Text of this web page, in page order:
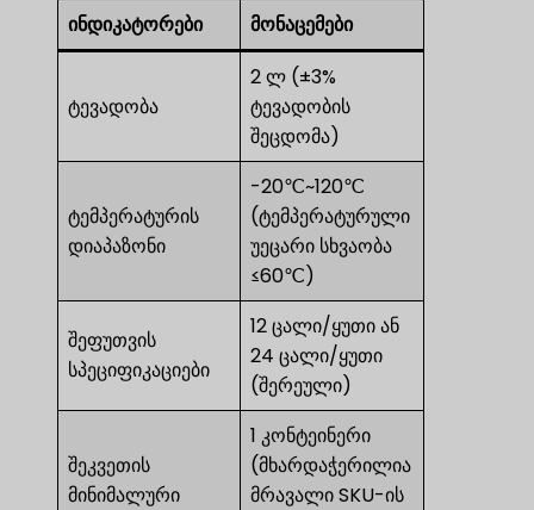
ინდიკატორები მონაცემები
ტევადობა
2 ლ (±3%
ტევადობის
შეცდომა)
ტემპერატურის
დიაპაზონი
-20℃~120℃
(ტემპერატურული
უეცარი სხვაობა
≤60℃)
შეფუთვის
სპეციფიკაციები
12 ცალი/ყუთი ან
24 ცალი/ყუთი
(შერეული)
შეკვეთის
მინიმალური
1 კონტეინერი
(მხარდაჭერილია
მრავალი SKU-ის